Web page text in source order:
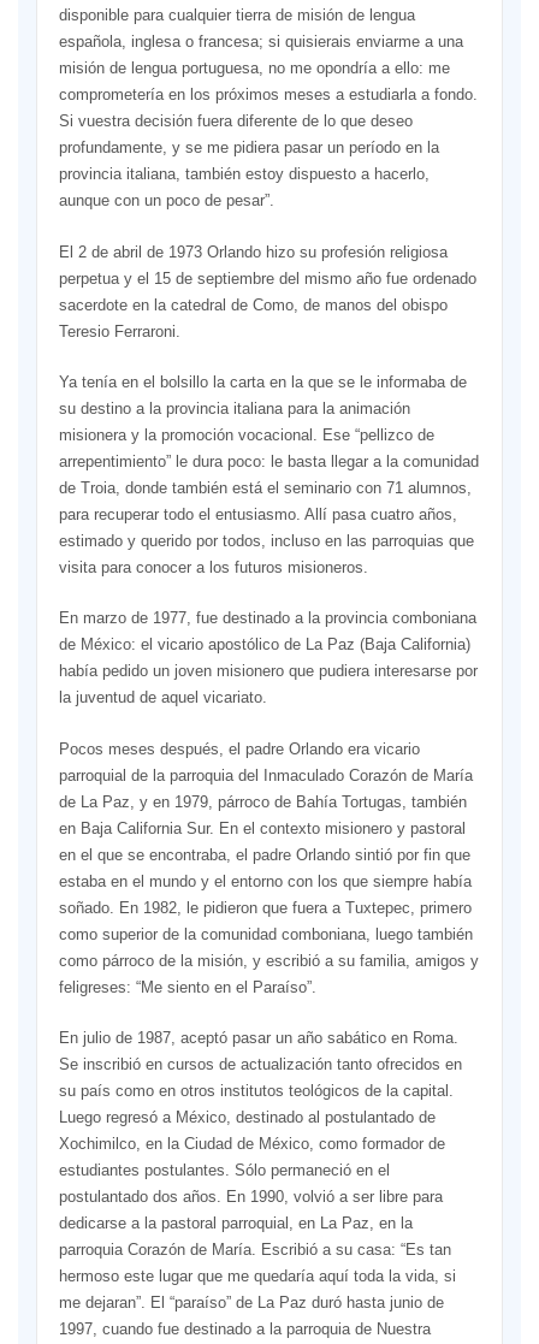
disponible para cualquier tierra de misión de lengua
española, inglesa o francesa; si quisierais enviarme a una
misión de lengua portuguesa, no me opondría a ello: me
comprometería en los próximos meses a estudiarla a fondo.
Si vuestra decisión fuera diferente de lo que deseo
profundamente, y se me pidiera pasar un período en la
provincia italiana, también estoy dispuesto a hacerlo,
aunque con un poco de pesar”.
El 2 de abril de 1973 Orlando hizo su profesión religiosa
perpetua y el 15 de septiembre del mismo año fue ordenado
sacerdote en la catedral de Como, de manos del obispo
Teresio Ferraroni.
Ya tenía en el bolsillo la carta en la que se le informaba de
su destino a la provincia italiana para la animación
misionera y la promoción vocacional. Ese “pellizco de
arrepentimiento” le dura poco: le basta llegar a la comunidad
de Troia, donde también está el seminario con 71 alumnos,
para recuperar todo el entusiasmo. Allí pasa cuatro años,
estimado y querido por todos, incluso en las parroquias que
visita para conocer a los futuros misioneros.
En marzo de 1977, fue destinado a la provincia comboniana
de México: el vicario apostólico de La Paz (Baja California)
había pedido un joven misionero que pudiera interesarse por
la juventud de aquel vicariato.
Pocos meses después, el padre Orlando era vicario
parroquial de la parroquia del Inmaculado Corazón de María
de La Paz, y en 1979, párroco de Bahía Tortugas, también
en Baja California Sur. En el contexto misionero y pastoral
en el que se encontraba, el padre Orlando sintió por fin que
estaba en el mundo y el entorno con los que siempre había
soñado. En 1982, le pidieron que fuera a Tuxtepec, primero
como superior de la comunidad comboniana, luego también
como párroco de la misión, y escribió a su familia, amigos y
feligreses: “Me siento en el Paraíso”.
En julio de 1987, aceptó pasar un año sabático en Roma.
Se inscribió en cursos de actualización tanto ofrecidos en
su país como en otros institutos teológicos de la capital.
Luego regresó a México, destinado al postulantado de
Xochimilco, en la Ciudad de México, como formador de
estudiantes postulantes. Sólo permaneció en el
postulantado dos años. En 1990, volvió a ser libre para
dedicarse a la pastoral parroquial, en La Paz, en la
parroquia Corazón de María. Escribió a su casa: “Es tan
hermoso este lugar que me quedaría aquí toda la vida, si
me dejaran”. El “paraíso” de La Paz duró hasta junio de
1997, cuando fue destinado a la parroquia de Nuestra